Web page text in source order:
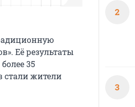
Её результаты
35
стали жители
2
3